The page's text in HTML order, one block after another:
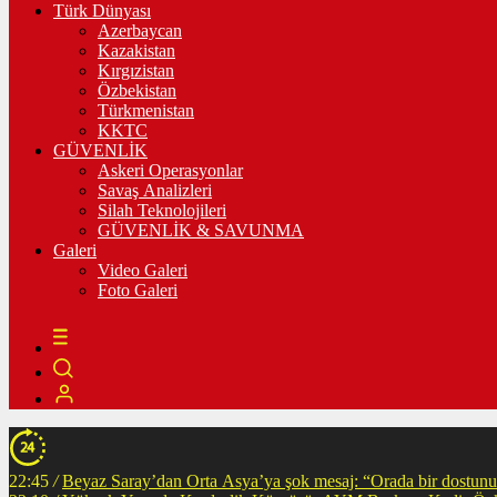
Türk Dünyası
Azerbaycan
Kazakistan
Kırgızistan
Özbekistan
Türkmenistan
KKTC
GÜVENLİK
Askeri Operasyonlar
Savaş Analizleri
Silah Teknolojileri
GÜVENLİK & SAVUNMA
Galeri
Video Galeri
Foto Galeri
22:45 / Beyaz Saray’dan Orta Asya’ya şok mesaj: “Orada bir